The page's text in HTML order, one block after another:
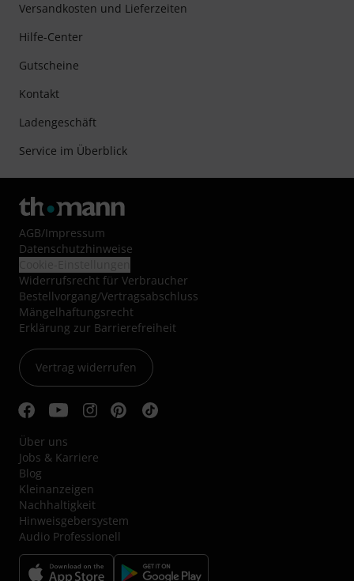
Versandkosten und Lieferzeiten
Hilfe-Center
Gutscheine
Kontakt
Ladengeschäft
Service im Überblick
AGB/Impressum
Datenschutzhinweise
Widerrufsrecht für Verbraucher
Bestellvorgang/Vertragsabschluss
Mängelhaftungsrecht
Erklärung zur Barrierefreiheit
Vertrag widerrufen
Über uns
Jobs & Karriere
Blog
Kleinanzeigen
Nachhaltigkeit
Hinweisgebersystem
Audio Professionell